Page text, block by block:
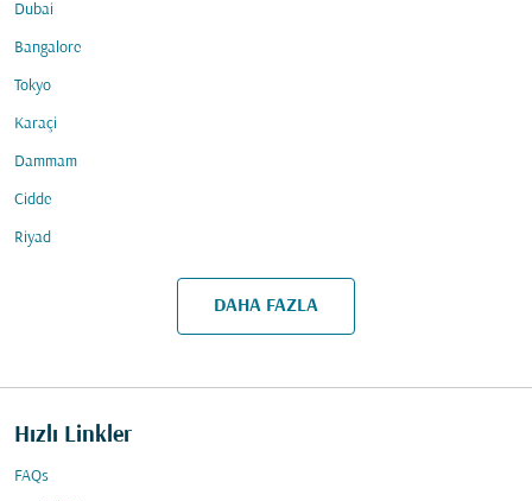
Dubai
Bangalore
Tokyo
Karaçi
Dammam
Cidde
Riyad
DAHA FAZLA
Hızlı Linkler
FAQs